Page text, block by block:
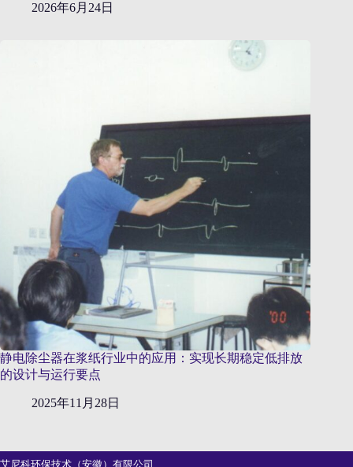
2026年6月24日
静电除尘器在浆纸行业中的应用：实现长期稳定低排放
的设计与运行要点
2025年11月28日
艾尼科环保技术（安徽）有限公司